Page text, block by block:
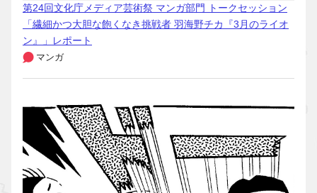
第24回文化庁メディア芸術祭 マンガ部門 トークセッション
「繊細かつ大胆な飽くなき挑戦者 羽海野チカ『3月のライオ
ン』」レポート
マンガ